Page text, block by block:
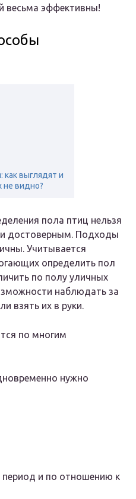
весьма эффективны!
как выглядят и
не видно?
пола птиц нельзя
достоверным. Подходы
Учитывается
определить пол
по полу уличных
наблюдать за
взять их в руки.
по многим
нужно
период и по отношению к